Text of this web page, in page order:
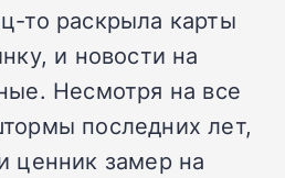
то раскрыла карты
и новости на
Несмотря на все
последних лет,
ценник замер на